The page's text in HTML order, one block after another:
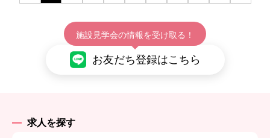
施設見学会の情報を受け取る！
お友だち登録はこちら
求人を探す